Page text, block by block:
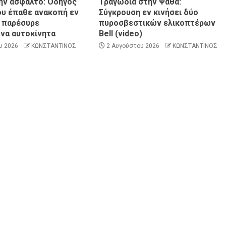
άσφαλτο: Οδηγός
έπαθε ανακοπή εν
παρέσυρε
αυτοκίνητα
2026 ΚΩΝΣΤΑΝΤΙΝΟΣ
Τραγωδία στην Ψάθα:
Σύγκρουση εν κινήσει δύο
πυροσβεστικών ελικοπτέρων
Bell (video)
2 Αυγούστου 2026 ΚΩΝΣΤΑΝΤΙΝΟΣ